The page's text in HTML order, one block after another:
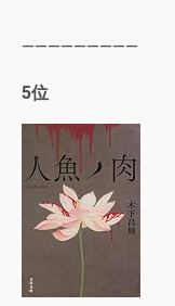
—————————
5位